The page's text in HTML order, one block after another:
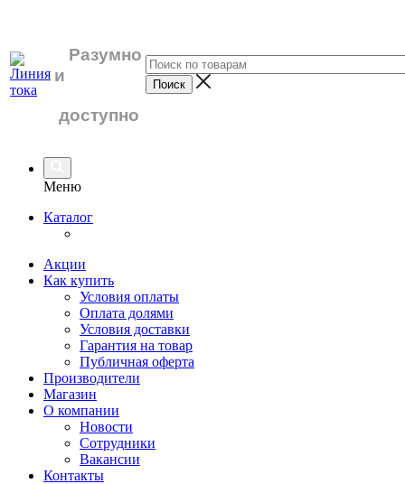
Разумно
и
доступно
Меню
Каталог
Акции
Как купить
Условия оплаты
Оплата долями
Условия доставки
Гарантия на товар
Публичная оферта
Производители
Магазин
О компании
Новости
Сотрудники
Вакансии
Контакты